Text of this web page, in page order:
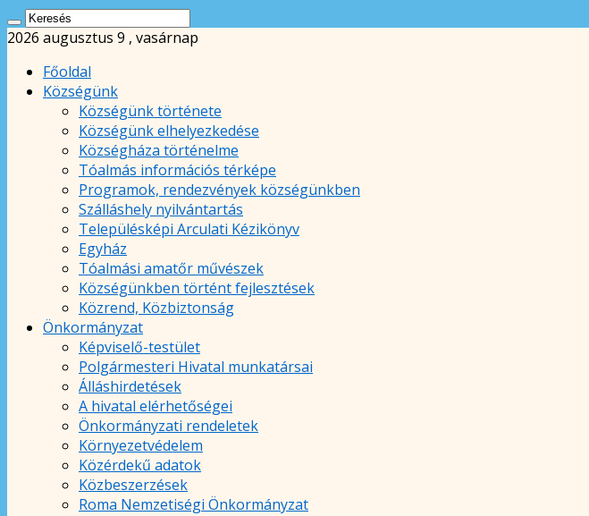
2026 augusztus 9 , vasárnap
Főoldal
Községünk
Községünk története
Községünk elhelyezkedése
Községháza történelme
Tóalmás információs térképe
Programok, rendezvények községünkben
Szálláshely nyilvántartás
Településképi Arculati Kézikönyv
Egyház
Tóalmási amatőr művészek
Községünkben történt fejlesztések
Közrend, Közbiztonság
Önkormányzat
Képviselő-testület
Polgármesteri Hivatal munkatársai
Álláshirdetések
A hivatal elérhetőségei
Önkormányzati rendeletek
Környezetvédelem
Közérdekű adatok
Közbeszerzések
Roma Nemzetiségi Önkormányzat